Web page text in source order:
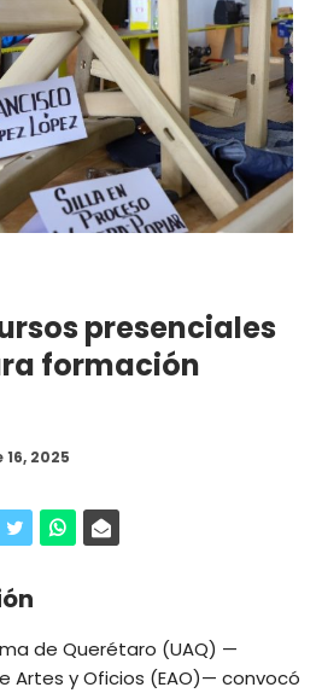
presenciales
formación
16, 2025
de Querétaro (UAQ) —
Artes y Oficios (EAO)— convocó